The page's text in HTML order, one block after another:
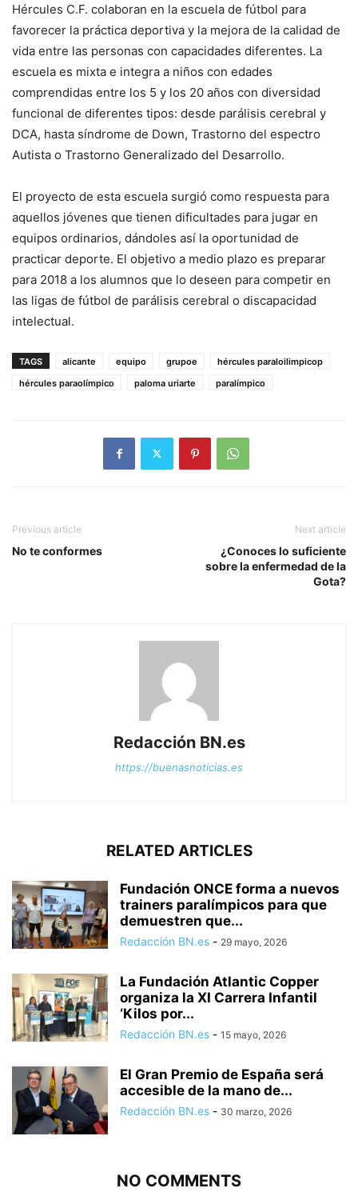
Hércules C.F. colaboran en la escuela de fútbol para
favorecer la práctica deportiva y la mejora de la calidad de
vida entre las personas con capacidades diferentes. La
escuela es mixta e integra a niños con edades
comprendidas entre los 5 y los 20 años con diversidad
funcional de diferentes tipos: desde parálisis cerebral y
DCA, hasta síndrome de Down, Trastorno del espectro
Autista o Trastorno Generalizado del Desarrollo.
El proyecto de esta escuela surgió como respuesta para
aquellos jóvenes que tienen dificultades para jugar en
equipos ordinarios, dándoles así la oportunidad de
practicar deporte. El objetivo a medio plazo es preparar
para 2018 a los alumnos que lo deseen para competir en
las ligas de fútbol de parálisis cerebral o discapacidad
intelectual.
TAGS alicante equipo grupoe
hércules paraloilimpicop
hércules paraolímpico
paloma uriarte paralímpico
Previous article
No te conformes
Next article
¿Conoces lo suficiente
sobre la enfermedad de la
Gota?
Redacción BN.es
https://buenasnoticias.es
RELATED ARTICLES
Fundación ONCE forma a nuevos
trainers paralímpicos para que
demuestren que...
Redacción BN.es - 29 mayo, 2026
La Fundación Atlantic Copper
organiza la XI Carrera Infantil
‘Kilos por...
Redacción BN.es - 15 mayo, 2026
El Gran Premio de España será
accesible de la mano de...
Redacción BN.es - 30 marzo, 2026
NO COMMENTS